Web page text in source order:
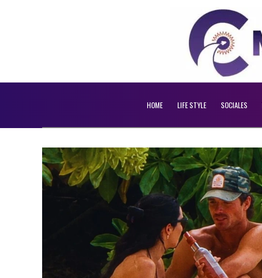
HOME LIFE STYLE SOCIALES